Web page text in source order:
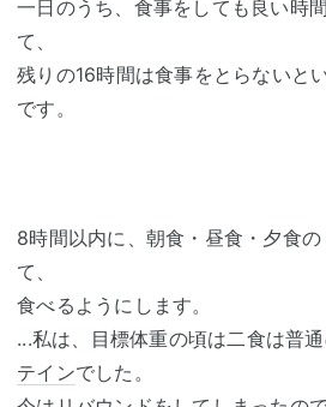
一日のうち、食事をしても良い時
て、
残りの16時間は食事をとらないと
です。
8時間以内に、朝食・昼食・夕食
て、
食べるようにします。
...私は、目標体重の頃は二食は普
テインでした。